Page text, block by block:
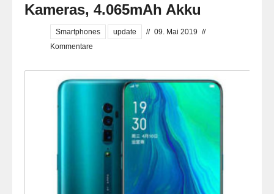
Kameras, 4.065mAh Akku
Smartphones update // 09. Mai 2019 //
Kommentare